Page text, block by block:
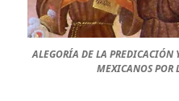
ALEGORÍA DE LA PREDICACIÓN
MEXICANOS POR